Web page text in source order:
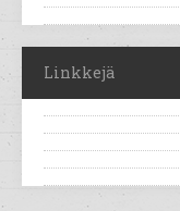
Linkkejä